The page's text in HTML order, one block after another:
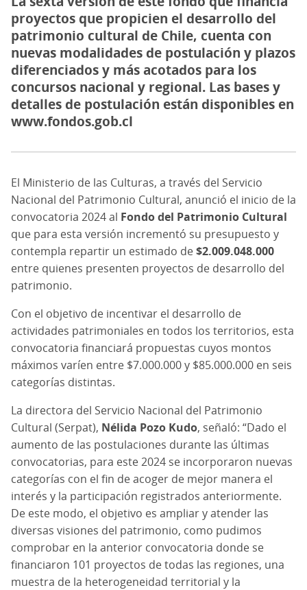
proyectos que propicien el desarrollo del
patrimonio cultural de Chile, cuenta con
nuevas modalidades de postulación y plazos
diferenciados y más acotados para los
concursos nacional y regional. Las bases y
detalles de postulación están disponibles en
www.fondos.gob.cl
El Ministerio de las Culturas, a través del Servicio
Nacional del Patrimonio Cultural, anunció el inicio de la
convocatoria 2024 al Fondo del Patrimonio Cultural
que para esta versión incrementó su presupuesto y
contempla repartir un estimado de$2.009.048.000
entre quienes presenten proyectos de desarrollo del
patrimonio.
Con el objetivo de incentivar el desarrollo de
actividades patrimoniales en todos los territorios, esta
convocatoria financiará propuestas cuyos montos
máximos varíen entre $7.000.000 y $85.000.000 en seis
categorías distintas.
La directora del Servicio Nacional del Patrimonio
Cultural (Serpat), Nélida Pozo Kudo, señaló: “Dado el
aumento de las postulaciones durante las últimas
convocatorias, para este 2024 se incorporaron nuevas
categorías con el fin de acoger de mejor manera el
interés y la participación registrados anteriormente.
De este modo, el objetivo es ampliar y atender las
diversas visiones del patrimonio, como pudimos
comprobar en la anterior convocatoria donde se
financiaron 101 proyectos de todas las regiones, una
muestra de la heterogeneidad territorial y la